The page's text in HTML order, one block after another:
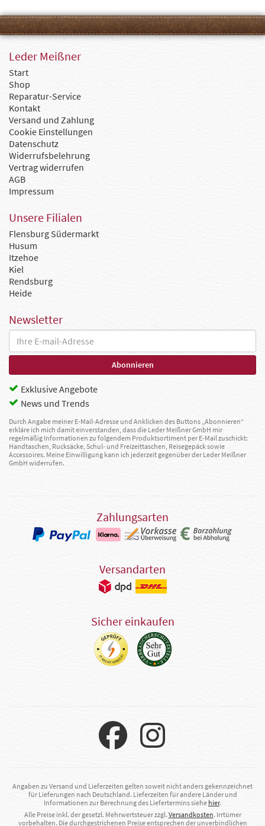
Leder Meißner
Start
Shop
Reparatur-Service
Kontakt
Versand und Zahlung
Cookie Einstellungen
Datenschutz
Widerrufsbelehrung
Vertrag widerrufen
AGB
Impressum
Unsere Filialen
Flensburg Südermarkt
Husum
Itzehoe
Kiel
Rendsburg
Heide
Newsletter
Exklusive Angebote
News und Trends
Durch Angabe meiner E-Mail-Adresse und Anklicken des Buttons „Abonnieren“
erkläre ich mich damit einverstanden, dass die Leder Meißner GmbH mir
regelmäßig Informationen zu folgendem Produktsortiment per E-Mail zuschickt:
Handtaschen, Rucksäcke, Schul- und Freizeittaschen, Reisegepäck sowie
Accessoires. Meine Einwilligung kann ich jederzeit gegenüber der Leder Meißner
GmbH widerrufen.
Zahlungsarten
Versandarten
Sicher einkaufen
Angaben zu Versand und Lieferzeiten gelten soweit nicht anders gekennzeichnet
für Lieferungen nach Deutschland. Lieferzeiten für andere Länder und
Informationen zur Berechnung des Liefertermins siehe hier.
Alle Preise inkl. der gesetzl. Mehrwertsteuer zzgl. Versandkosten. Irrtümer
vorbehalten. Die durchgestrichenen Preise entsprechen der unverbindlichen